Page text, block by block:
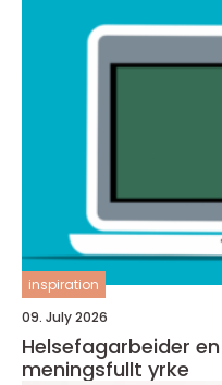
inspiration
09. July 2026
Helsefagarbeider en trygg vei til et
meningsfullt yrke